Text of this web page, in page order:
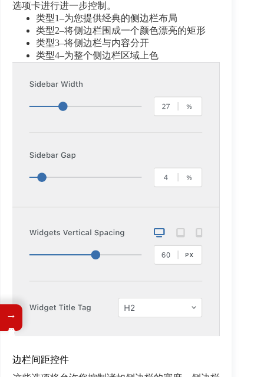
选项卡进行进一步控制。
类型1–为您提供经典的侧边栏布局
类型2–将侧边栏围成一个颜色漂亮的矩形
类型3–将侧边栏与内容分开
类型4–为整个侧边栏区域上色
边栏间距控件
→